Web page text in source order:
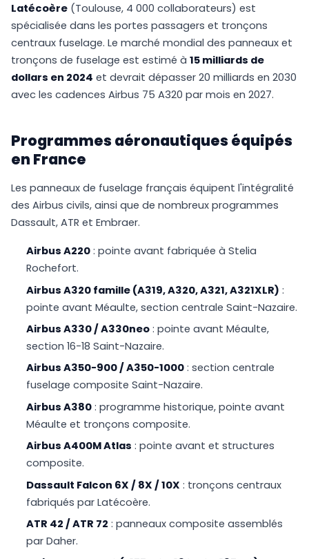
Latécoère (Toulouse, 4 000 collaborateurs) est
spécialisée dans les portes passagers et tronçons
centraux fuselage. Le marché mondial des panneaux et
tronçons de fuselage est estimé à 15 milliards de
dollars en 2024 et devrait dépasser 20 milliards en 2030
avec les cadences Airbus 75 A320 par mois en 2027.
Programmes aéronautiques équipés
en France
Les panneaux de fuselage français équipent l'intégralité
des Airbus civils, ainsi que de nombreux programmes
Dassault, ATR et Embraer.
Airbus A220 : pointe avant fabriquée à Stelia
Rochefort.
Airbus A320 famille (A319, A320, A321, A321XLR) :
pointe avant Méaulte, section centrale Saint-Nazaire.
Airbus A330 / A330neo : pointe avant Méaulte,
section 16-18 Saint-Nazaire.
Airbus A350-900 / A350-1000 : section centrale
fuselage composite Saint-Nazaire.
Airbus A380 : programme historique, pointe avant
Méaulte et tronçons composite.
Airbus A400M Atlas : pointe avant et structures
composite.
Dassault Falcon 6X / 8X / 10X : tronçons centraux
fabriqués par Latécoère.
ATR 42 / ATR 72 : panneaux composite assemblés
par Daher.